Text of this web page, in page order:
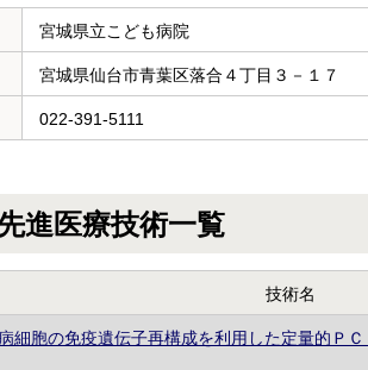
宮城県立こども病院
宮城県仙台市青葉区落合４丁目３－１７
022-391-5111
進医療技術一覧
技術名
細胞の免疫遺伝子再構成を利用した定量的Ｐ